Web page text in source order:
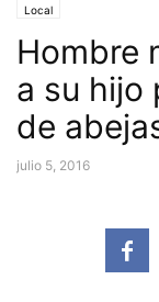
Local
Hombre
a su hijo
de
julio 5, 2016